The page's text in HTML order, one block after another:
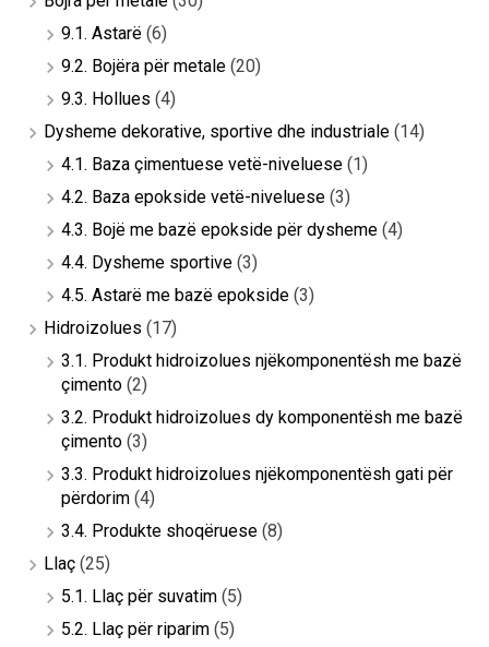
9.1. Astarë (6)
9.2. Bojëra për metale (20)
9.3. Hollues (4)
Dysheme dekorative, sportive dhe industriale (14)
4.1. Baza çimentuese vetë-niveluese (1)
4.2. Baza epokside vetë-niveluese (3)
4.3. Bojë me bazë epokside për dysheme (4)
4.4. Dysheme sportive (3)
4.5. Astarë me bazë epokside (3)
Hidroizolues (17)
3.1. Produkt hidroizolues njëkomponentësh me bazë
çimento (2)
3.2. Produkt hidroizolues dy komponentësh me bazë
çimento (3)
3.3. Produkt hidroizolues njëkomponentësh gati për
përdorim (4)
3.4. Produkte shoqëruese (8)
Llaç (25)
5.1. Llaç për suvatim (5)
5.2. Llaç për riparim (5)